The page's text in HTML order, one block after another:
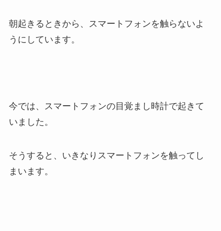
朝起きるときから、スマートフォンを触らないよ
うにしています。
今では、スマートフォンの目覚まし時計で起きて
いました。
そうすると、いきなりスマートフォンを触ってし
まいます。